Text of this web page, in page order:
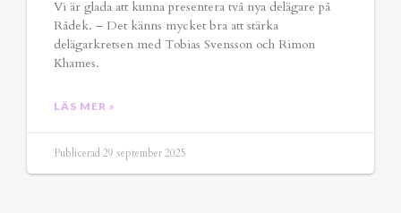
Vi är glada att kunna presentera två nya delägare på
Rådek. – Det känns mycket bra att stärka
delägarkretsen med Tobias Svensson och Rimon
Khames.
LÄS MER »
Publicerad 29 september 2025